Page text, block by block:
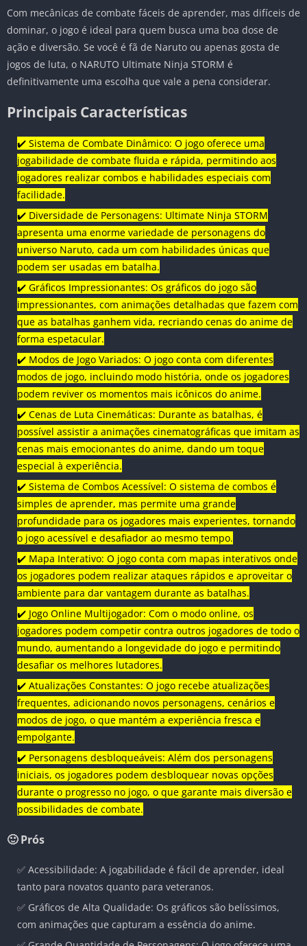
Com mecânicas de combate fáceis de aprender, mas difíceis de
dominar, o jogo é ideal para quem busca uma boa dose de
ação e diversão. Se você é fã de Naruto ou apenas gosta de
jogos de luta, o NARUTO Ultimate Ninja STORM é
definitivamente uma escolha que vale a pena considerar.
Principais Características
✔️ Sistema de Combate Dinâmico: O jogo oferece uma
jogabilidade de combate fluida e rápida, permitindo aos
jogadores realizar combos e habilidades especiais com
facilidade.
✔️ Diversidade de Personagens: Ultimate Ninja STORM
apresenta uma enorme variedade de personagens do
universo Naruto, cada um com habilidades únicas que
podem ser usadas em batalha.
✔️ Gráficos Impressionantes: Os gráficos do jogo são
impressionantes, com animações detalhadas que fazem com
que as batalhas ganhem vida, recriando cenas do anime de
forma espetacular.
✔️ Modos de Jogo Variados: O jogo conta com diferentes
modos de jogo, incluindo modo história, onde os jogadores
podem reviver os momentos mais icônicos do anime.
✔️ Cenas de Luta Cinemáticas: Durante as batalhas, é
possível assistir a animações cinematográficas que imitam as
cenas mais emocionantes do anime, dando um toque
especial à experiência.
✔️ Sistema de Combos Acessível: O sistema de combos é
simples de aprender, mas permite uma grande
profundidade para os jogadores mais experientes, tornando
o jogo acessível e desafiador ao mesmo tempo.
✔️ Mapa Interativo: O jogo conta com mapas interativos onde
os jogadores podem realizar ataques rápidos e aproveitar o
ambiente para dar vantagem durante as batalhas.
✔️ Jogo Online Multijogador: Com o modo online, os
jogadores podem competir contra outros jogadores de todo o
mundo, aumentando a longevidade do jogo e permitindo
desafiar os melhores lutadores.
✔️ Atualizações Constantes: O jogo recebe atualizações
frequentes, adicionando novos personagens, cenários e
modos de jogo, o que mantém a experiência fresca e
empolgante.
✔️ Personagens desbloqueáveis: Além dos personagens
iniciais, os jogadores podem desbloquear novas opções
durante o progresso no jogo, o que garante mais diversão e
possibilidades de combate.
🙂 Prós
✅ Acessibilidade: A jogabilidade é fácil de aprender, ideal
tanto para novatos quanto para veteranos.
✅ Gráficos de Alta Qualidade: Os gráficos são belíssimos,
com animações que capturam a essência do anime.